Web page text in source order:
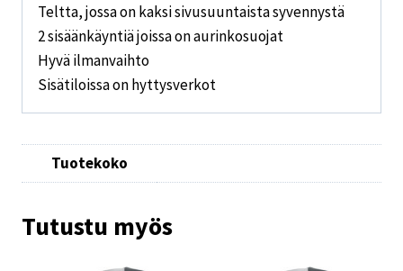
Teltta, jossa on kaksi sivusuuntaista syvennystä
2 sisäänkäyntiä joissa on aurinkosuojat
Hyvä ilmanvaihto
Sisätiloissa on hyttysverkot
Tuotekoko
Tutustu myös